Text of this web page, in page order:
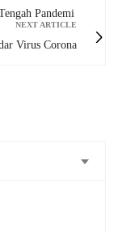
Pandemi
NEXT ARTICLE
Virus Corona